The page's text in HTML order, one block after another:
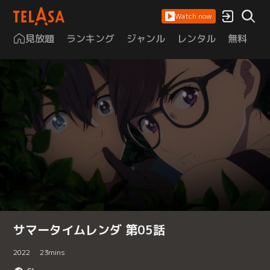
Watch now
見放題 ランキング ジャンル レンタル 無料
サマータイムレンダ 第05話
2022 23mins